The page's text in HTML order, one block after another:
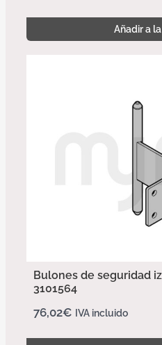
Añadir a
Bulones de seguridad
3101564
76,02€ IVA incluido